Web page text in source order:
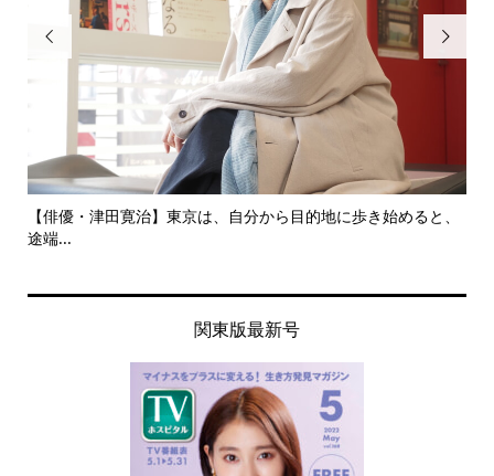

【俳優・津田寛治】東京は、自分から目的地に歩き始めると、
途端...

関東版最新号